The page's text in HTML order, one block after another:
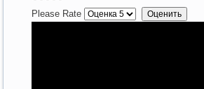
Please Rate